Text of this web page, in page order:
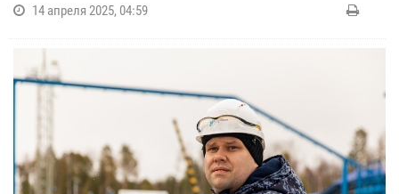
14 апреля 2025, 04:59